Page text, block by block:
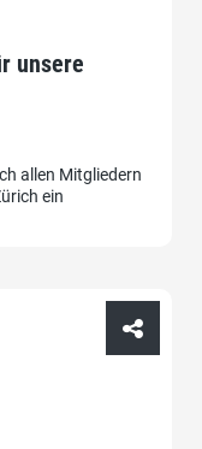
unsere
allen Mitgliedern
ein